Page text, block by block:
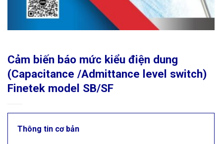
Cảm biến báo mức kiểu điện dung
(Capacitance /Admittance level switch)
Finetek model SB/SF
Thông tin cơ bản